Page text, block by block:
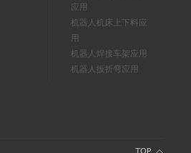
应用
机器人机床上下料应
用
机器人焊接车架应用
机器人扳折弯应用